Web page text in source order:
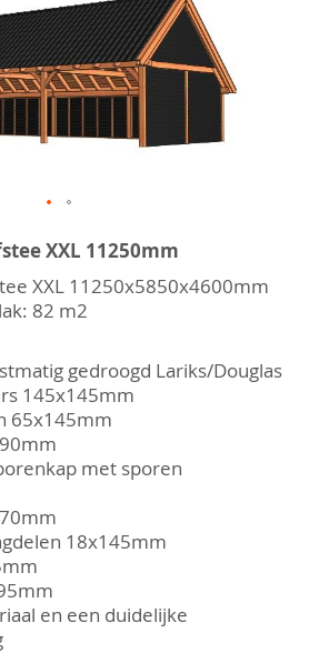
XXL 11250mm
XXL 11250x5850x4600mm
82 m2
gedroogd Lariks/Douglas
145x145mm
65x145mm
met sporen
18x145mm
en een duidelijke